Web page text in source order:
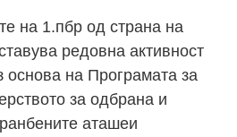
на 1.пбр од страна на
редовна активност
основа на Програмата за
за одбрана и
аташеи